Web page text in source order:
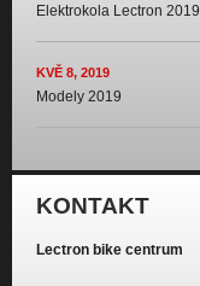
Elektrokola Lectron 2019
KVĚ 8, 2019
Modely 2019
KONTAKT
Lectron bike centrum